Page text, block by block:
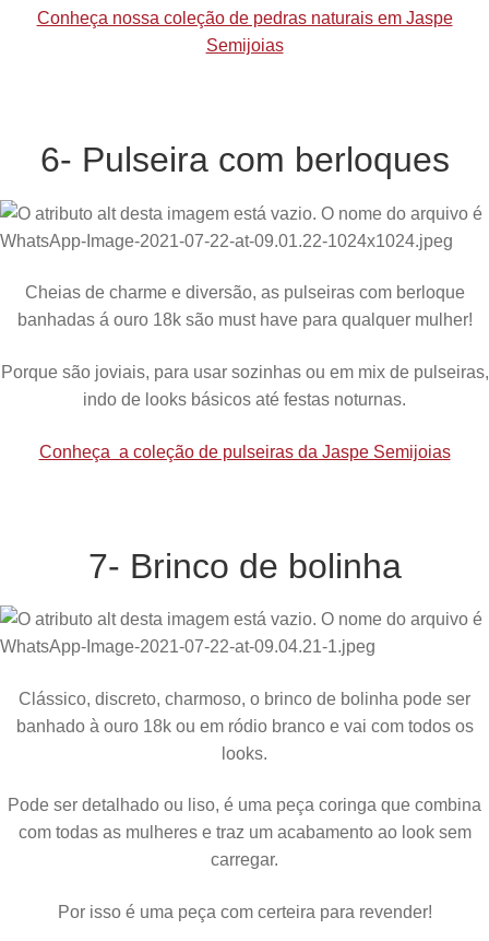
Conheça nossa coleção de pedras naturais em Jaspe
Semijoias
6- Pulseira com berloques
Cheias de charme e diversão, as pulseiras com berloque
banhadas á ouro 18k são must have para qualquer mulher!
Porque são joviais, para usar sozinhas ou em mix de pulseiras,
indo de looks básicos até festas noturnas.
Conheça a coleção de pulseiras da Jaspe Semijoias
7- Brinco de bolinha
Clássico, discreto, charmoso, o brinco de bolinha pode ser
banhado à ouro 18k ou em ródio branco e vai com todos os
looks.
Pode ser detalhado ou liso, é uma peça coringa que combina
com todas as mulheres e traz um acabamento ao look sem
carregar.
Por isso é uma peça com certeira para revender!